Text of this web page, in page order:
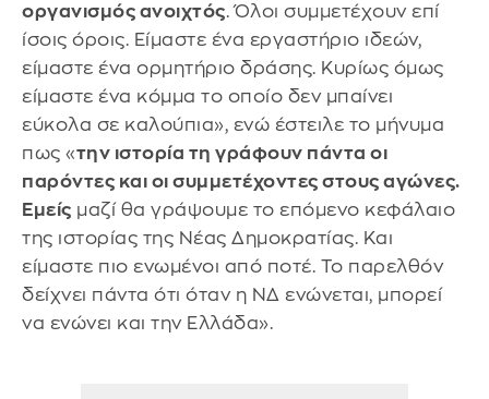
οργανισμός ανοιχτός. Όλοι συμμετέχουν επί
ίσοις όροις. Είμαστε ένα εργαστήριο ιδεών,
είμαστε ένα ορμητήριο δράσης. Κυρίως όμως
είμαστε ένα κόμμα το οποίο δεν μπαίνει
εύκολα σε καλούπια», ενώ έστειλε το μήνυμα
πως «την ιστορία τη γράφουν πάντα οι
παρόντες και οι συμμετέχοντες στους αγώνες.
Εμείς μαζί θα γράψουμε το επόμενο κεφάλαιο
της ιστορίας της Νέας Δημοκρατίας. Και
είμαστε πιο ενωμένοι από ποτέ. Το παρελθόν
δείχνει πάντα ότι όταν η ΝΔ ενώνεται, μπορεί
να ενώνει και την Ελλάδα».